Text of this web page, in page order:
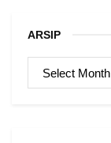
ARSIP